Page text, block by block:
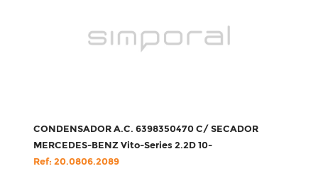
CONDENSADOR A.C. 6398350470 C/ SECADOR
MERCEDES-BENZ Vito-Series 2.2D 10-
Ref: 20.0806.2089